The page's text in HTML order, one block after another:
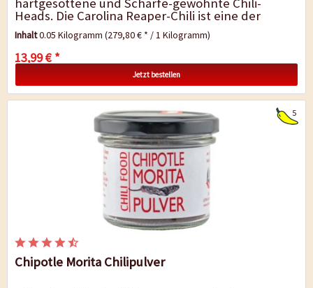
Heads. Die Carolina Reaper-Chili ist eine der
Feurigsten unter den scharfen...
Inhalt0.05 Kilogramm(279,80 € * / 1 Kilogramm)
13,99 € *
Jetzt bestellen
5
Chipotle Morita Chilipulver